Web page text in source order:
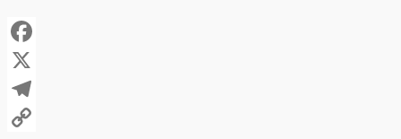
Facebook
X
Telegram